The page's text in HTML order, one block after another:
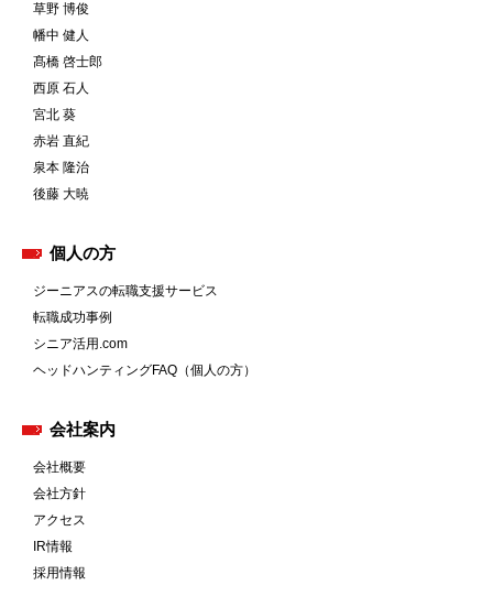
草野 博俊
幡中 健人
髙橋 啓士郎
西原 石人
宮北 葵
赤岩 直紀
泉本 隆治
後藤 大暁
個人の方
ジーニアスの転職支援サービス
転職成功事例
シニア活用.com
ヘッドハンティングFAQ（個人の方）
会社案内
会社概要
会社方針
アクセス
IR情報
採用情報